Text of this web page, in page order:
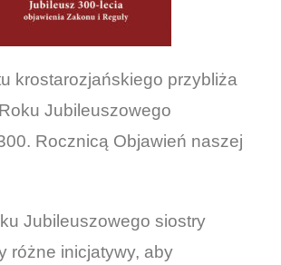
krostarozjańskiego przybliża
Jubileuszowego
Rocznicą Objawień naszej
Jubileuszowego siostry
różne inicjatywy, aby